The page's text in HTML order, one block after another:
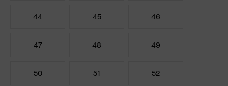
44 45 46
47 48 49
50 51 52